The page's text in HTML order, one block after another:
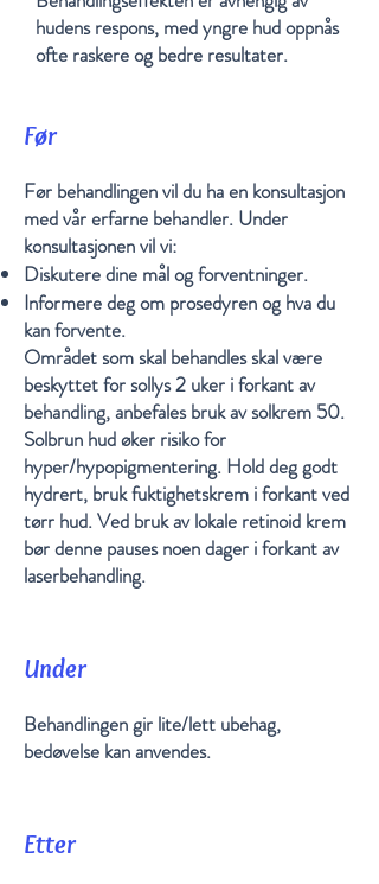
hudens respons, med yngre hud oppnås
ofte raskere og bedre resultater.
Før
Før behandlingen vil du ha en konsultasjon
med vår erfarne behandler. Under
konsultasjonen vil vi:
Diskutere dine mål og forventninger.
Informere deg om prosedyren og hva du
kan forvente.
Området som skal behandles skal være
beskyttet for sollys 2 uker i forkant av
behandling, anbefales bruk av solkrem 50.
Solbrun hud øker risiko for
hyper/hypopigmentering. Hold deg godt
hydrert, bruk fuktighetskrem i forkant ved
tørr hud. Ved bruk av lokale retinoid krem
bør denne pauses noen dager i forkant av
laserbehandling.
Under
Behandlingen gir lite/lett ubehag,
bedøvelse kan anvendes.
Etter